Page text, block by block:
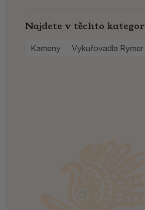
Najdete v těchto
Kameny Vykuřovadla Rymer